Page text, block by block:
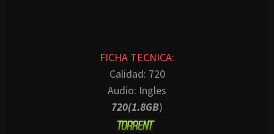
FICHA TECNICA:
Calidad: 720
Audio: Ingles
720(1.8GB)